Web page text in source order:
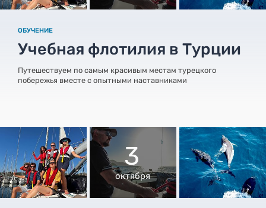
ОБУЧЕНИЕ
Учебная флотилия в Турции
Путешествуем по самым красивым местам турецкого
побережья вместе с опытными наставниками
3
октября